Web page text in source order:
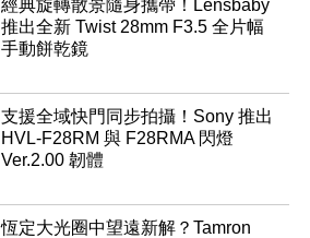
經典旋轉散景隨身攜帶！Lensbaby
推出全新 Twist 28mm F3.5 全片幅
手動餅乾鏡
支援全域快門同步拍攝！Sony 推出
HVL-F28RM 與 F28RMA 閃燈
Ver.2.00 韌體
恆定大光圈中望遠新解？Tamron